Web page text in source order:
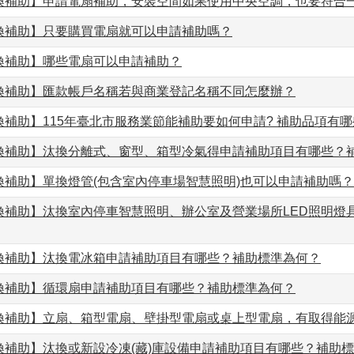
補助】只要購買電扇就可以申請補助嗎？
補助】哪些電扇可以申請補助？
補助】匯款帳戶名稱若與商業登記名稱不同怎麼辦？
補助】115年臺北市服務業節能補助要如何申請? 補助品項有
補助】汰換分離式、窗型、箱型冷氣得申請補助項目有哪些？
補助】單換燈管(包含室內停車場智慧照明)也可以申請補助嗎？
補助】汰換室內停車智慧照明、辦公室及營業場所LED照明燈
補助】汰換電冰箱申請補助項目有哪些？補助標準為何？
補助】循環扇申請補助項目有哪些？補助標準為何？
補助】立扇、箱型電扇、壁掛型電扇或桌上型電扇，有取得能
補助】汰換或新設冷凍(藏)庫設備申請補助項目有哪些？補助